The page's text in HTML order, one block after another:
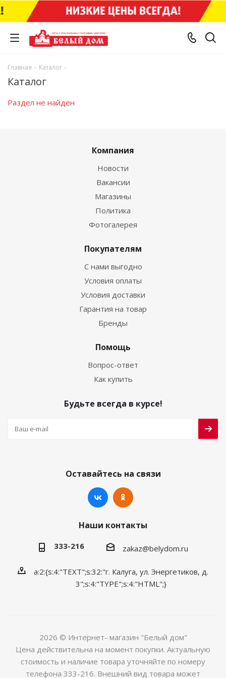
Главная - Каталог -
Каталог
Раздел не найден
Компания
Новости
Вакансии
Магазины
Политика
Фотогалерея
Покупателям
С нами выгодно
Условия оплаты
Условия доставки
Гарантия на товар
Бренды
Помощь
Вопрос-ответ
Как купить
Будьте всегда в курсе!
Оставайтесь на связи
Наши контакты
333-216 zakaz@belydom.ru
a:2:{s:4:"TEXT";s:32:"г. Калуга, ул. Энергетиков, д.
3";s:4:"TYPE";s:4:"HTML";}
2026 © Интернет- магазин "Белый дом"
Цена действительна на момент покупки. Актуальную
стоимость и наличие товара уточняйте по номеру
телефона 333-216. Внешний вид товара может